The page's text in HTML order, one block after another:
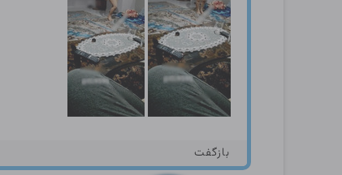
بازگفت